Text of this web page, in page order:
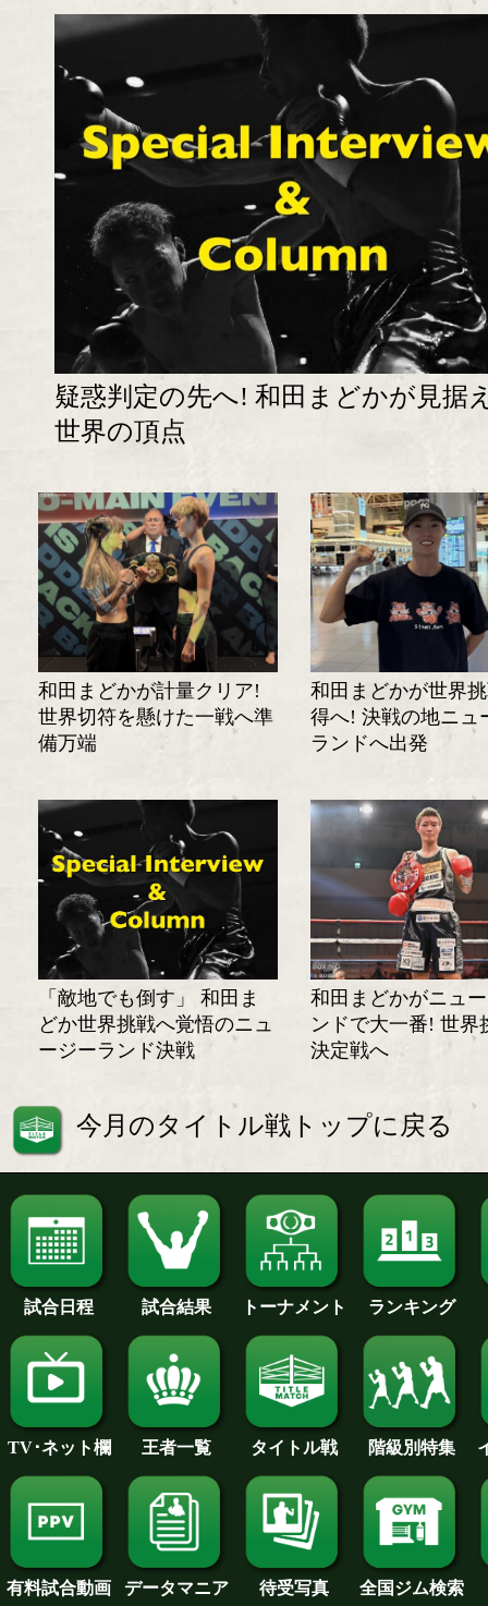
疑惑判定の先へ! 和田まどかが見据
世界の頂点
和田まどかが計量クリア!
世界切符を懸けた一戦へ準
備万端
和田まどかが世界
得へ! 決戦の地ニュ
ランドへ出発
「敵地でも倒す」 和田ま
どか世界挑戦へ覚悟のニュ
ージーランド決戦
和田まどかがニュ
ンドで大一番! 世界
決定戦へ
今月のタイトル戦トップに戻る
試合日程 試合結果 トーナメント ランキング
TV･ネット欄 王者一覧 タイトル戦 階級別特集
有料試合動画 データマニア 待受写真 全国ジム検索